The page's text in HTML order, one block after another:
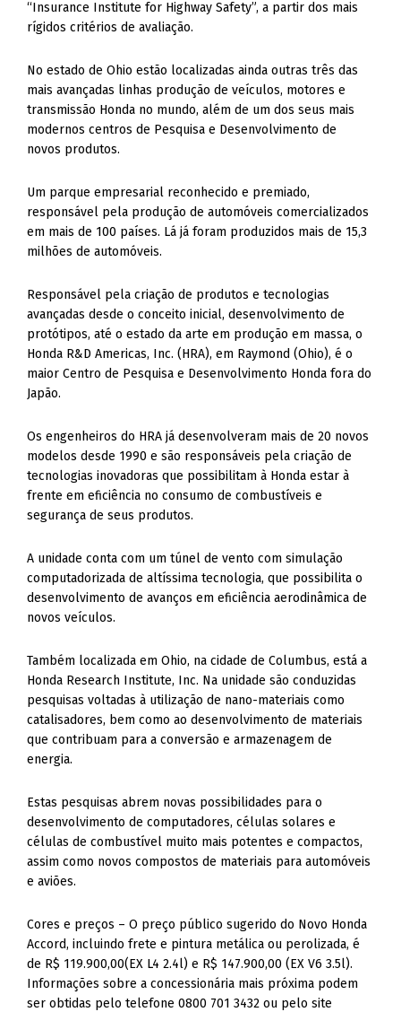
“Insurance Institute for Highway Safety”, a partir dos mais
rígidos critérios de avaliação.
No estado de Ohio estão localizadas ainda outras três das
mais avançadas linhas produção de veículos, motores e
transmissão Honda no mundo, além de um dos seus mais
modernos centros de Pesquisa e Desenvolvimento de
novos produtos.
Um parque empresarial reconhecido e premiado,
responsável pela produção de automóveis comercializados
em mais de 100 países. Lá já foram produzidos mais de 15,3
milhões de automóveis.
Responsável pela criação de produtos e tecnologias
avançadas desde o conceito inicial, desenvolvimento de
protótipos, até o estado da arte em produção em massa, o
Honda R&D Americas, Inc. (HRA), em Raymond (Ohio), é o
maior Centro de Pesquisa e Desenvolvimento Honda fora do
Japão.
Os engenheiros do HRA já desenvolveram mais de 20 novos
modelos desde 1990 e são responsáveis pela criação de
tecnologias inovadoras que possibilitam à Honda estar à
frente em eficiência no consumo de combustíveis e
segurança de seus produtos.
A unidade conta com um túnel de vento com simulação
computadorizada de altíssima tecnologia, que possibilita o
desenvolvimento de avanços em eficiência aerodinâmica de
novos veículos.
Também localizada em Ohio, na cidade de Columbus, está a
Honda Research Institute, Inc. Na unidade são conduzidas
pesquisas voltadas à utilização de nano-materiais como
catalisadores, bem como ao desenvolvimento de materiais
que contribuam para a conversão e armazenagem de
energia.
Estas pesquisas abrem novas possibilidades para o
desenvolvimento de computadores, células solares e
células de combustível muito mais potentes e compactos,
assim como novos compostos de materiais para automóveis
e aviões.
Cores e preços – O preço público sugerido do Novo Honda
Accord, incluindo frete e pintura metálica ou perolizada, é
de R$ 119.900,00(EX L4 2.4l) e R$ 147.900,00 (EX V6 3.5l).
Informações sobre a concessionária mais próxima podem
ser obtidas pelo telefone 0800 701 3432 ou pelo site